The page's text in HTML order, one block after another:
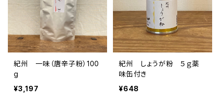
紀州 一味（唐辛子粉）100
g
¥3,197
紀州 しょうが粉 ５ｇ薬
味缶付き
¥648